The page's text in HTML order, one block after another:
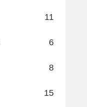
11
6
8
15